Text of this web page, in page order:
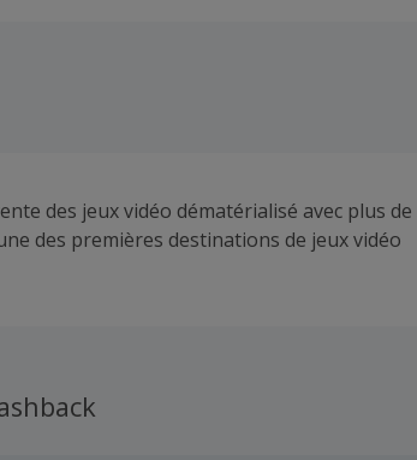
des jeux vidéo dématérialisé avec plus de
des premières destinations de jeux vidéo